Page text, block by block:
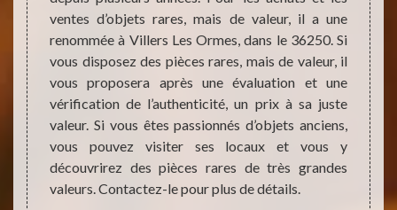
il
vous
les
ventes d’objets rares, mais de valeur, il a une
renommée à Villers Les Ormes, dans le 36250. Si
vous disposez des pièces rares, mais de valeur, il
vous proposera après une évaluation et une
vérification de l’authenticité, un prix à sa juste
valeur. Si vous êtes passionnés d’objets anciens,
vous pouvez visiter ses locaux et vous y
découvrirez des pièces rares de très grandes
valeurs. Contactez-le pour plus de détails.